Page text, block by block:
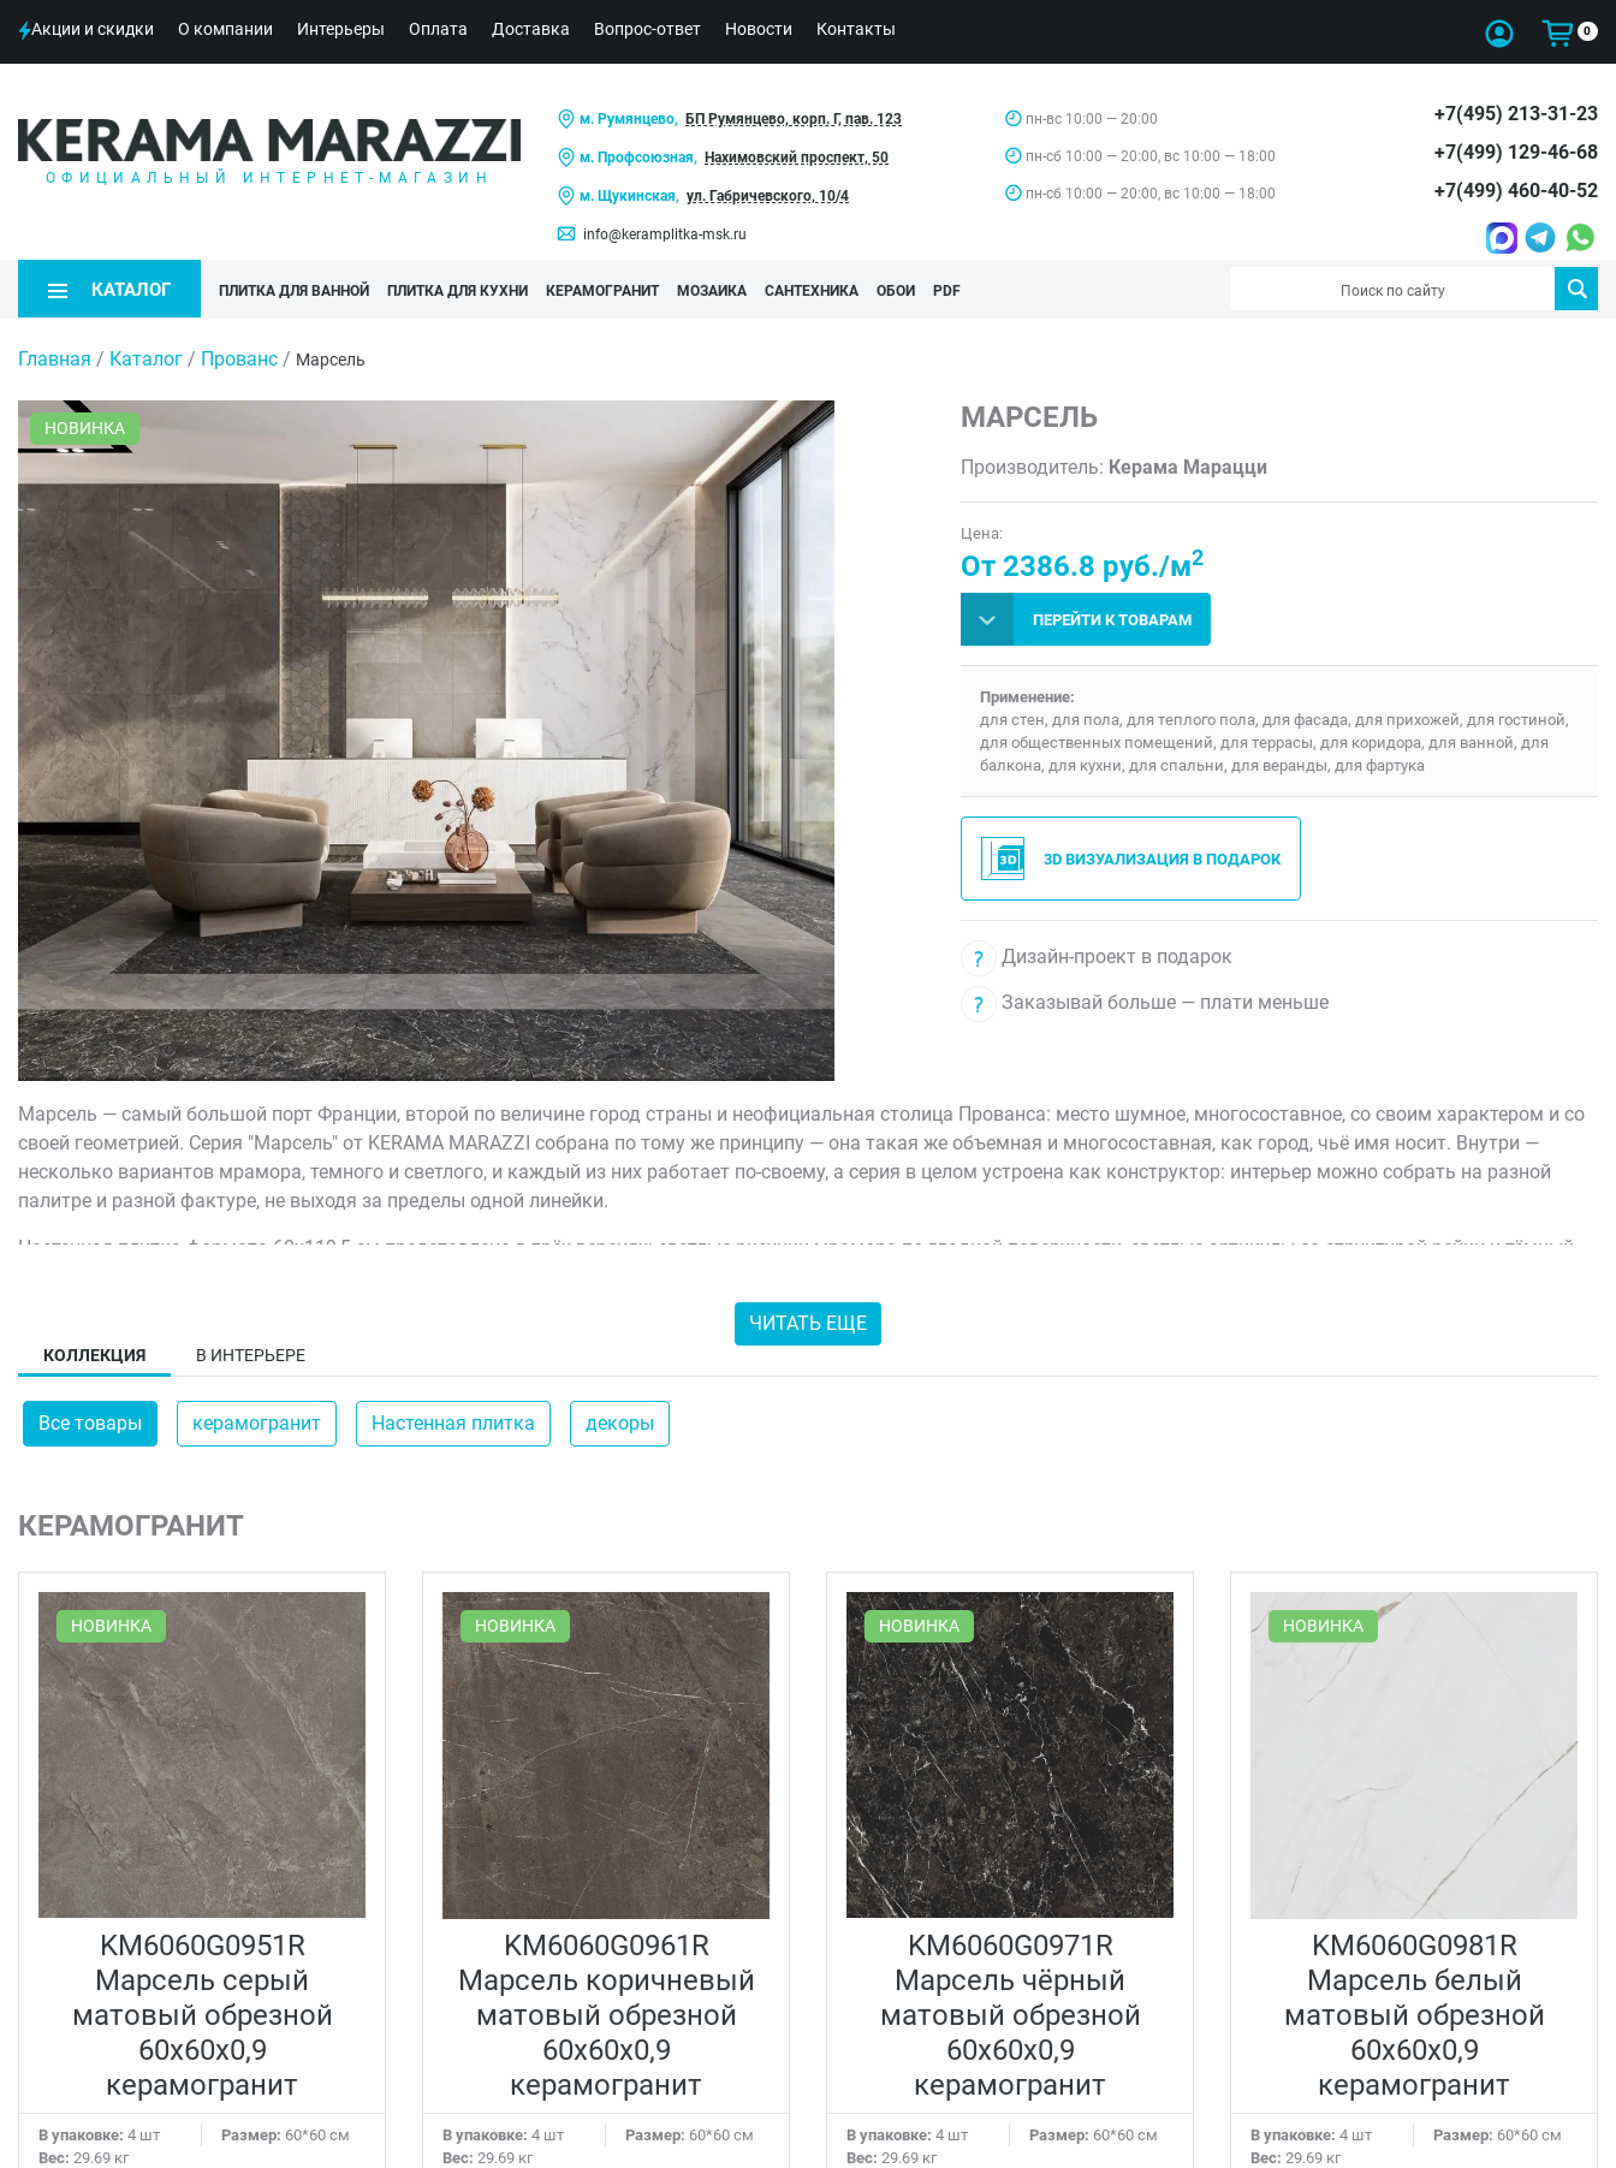
Акции и скидки О компании Интерьеры Оплата Доставка Вопрос-ответ Новости Контакты 0
ОФИЦИАЛЬНЫЙ ИНТЕРНЕТ-МАГАЗИН
м. Румянцево, БП Румянцево, корп. Г, пав. 123
м. Профсоюзная, Нахимовский проспект, 50
м. Щукинская, ул. Габричевского, 10/4
info@keramplitka-msk.ru
пн-вс 10:00 — 20:00
пн-сб 10:00 — 20:00, вс 10:00 — 18:00
пн-сб 10:00 — 20:00, вс 10:00 — 18:00
+7(495) 213-31-23
+7(499) 129-46-68
+7(499) 460-40-52
КАТАЛОГ ПЛИТКА ДЛЯ ВАННОЙ ПЛИТКА ДЛЯ КУХНИ КЕРАМОГРАНИТ МОЗАИКА САНТЕХНИКА ОБОИ PDF
Главная / Каталог / Прованс / Марсель
НОВИНКА МАРСЕЛЬ
Производитель: Керама Марацци
Цена:
От 2386.8 руб./м2
ПЕРЕЙТИ К ТОВАРАМ
Применение:
для стен, для пола, для теплого пола, для фасада, для прихожей, для гостиной,
для общественных помещений, для террасы, для коридора, для ванной, для
балкона, для кухни, для спальни, для веранды, для фартука
3D ВИЗУАЛИЗАЦИЯ В ПОДАРОК
Дизайн-проект в подарок
Заказывай больше — плати меньше
Марсель — самый большой порт Франции, второй по величине город страны и неофициальная столица Прованса: место шумное, многосоставное, со своим характером и со
своей геометрией. Серия "Марсель" от KERAMA MARAZZI собрана по тому же принципу — она такая же объемная и многосоставная, как город, чьё имя носит. Внутри —
несколько вариантов мрамора, темного и светлого, и каждый из них работает по-своему, а серия в целом устроена как конструктор: интерьер можно собрать на разной
палитре и разной фактуре, не выходя за пределы одной линейки.
Настенная плитка формата 60x119,5 см представлена в трёх версиях: светлые рисунки мрамора по гладкой поверхности, светлые артикулы со структурой рейки и тёмный
не распадалась. Для пола в "Марселе" предусмотрен керамогранит крупного формата 60x60 см. Отдельная часть серии — наборные декоры с необычной геометрией: их
формы взяты с фасада марсельского Музея цивилизаций. Такие декоры предложены и для стены, и для пола, и часто становятся той самой деталью, на которой держится
вся композиция интерьера.
ЧИТАТЬ ЕЩЕ
КОЛЛЕКЦИЯ В ИНТЕРЬЕРЕ
Все товары керамогранит Настенная плитка декоры
КЕРАМОГРАНИТ
НОВИНКА
KM6060G0951R
Марсель серый
матовый обрезной
60x60x0,9
керамогранит
В упаковке: 4 шт Размер: 60*60 см
Вес: 29.69 кг
НОВИНКА
KM6060G0961R
Марсель коричневый
матовый обрезной
60x60x0,9
керамогранит
В упаковке: 4 шт Размер: 60*60 см
Вес: 29.69 кг
НОВИНКА
KM6060G0971R
Марсель чёрный
матовый обрезной
60x60x0,9
керамогранит
В упаковке: 4 шт Размер: 60*60 см
Вес: 29.69 кг
НОВИНКА
KM6060G0981R
Марсель белый
матовый обрезной
60x60x0,9
керамогранит
В упаковке: 4 шт Размер: 60*60 см
Вес: 29.69 кг